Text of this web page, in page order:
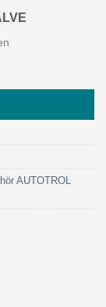
V125CIDME-
AUTOTROL